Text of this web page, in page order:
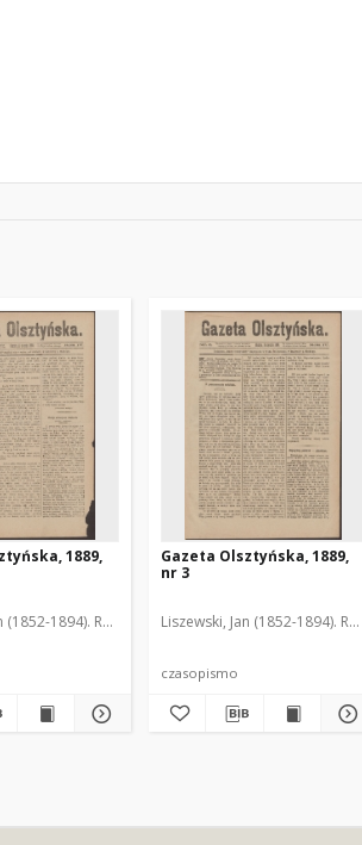
1889,
(1852-1894). Red.
Gazeta Olsztyńska, 1889,
nr 3
Liszewski, Jan (1852-1894). Red.
czasopismo